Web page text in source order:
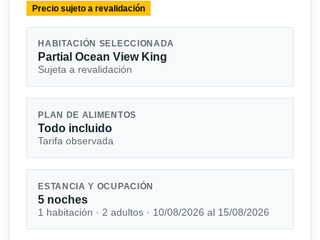
Precio sujeto a revalidación
HABITACIÓN SELECCIONADA
Partial Ocean View King
Sujeta a revalidación
PLAN DE ALIMENTOS
Todo incluido
Tarifa observada
ESTANCIA Y OCUPACIÓN
5 noches
1 habitación · 2 adultos · 10/08/2026 al 15/08/2026